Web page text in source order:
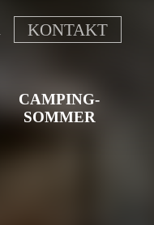
KONTAKT
CAMPING-
SOMMER